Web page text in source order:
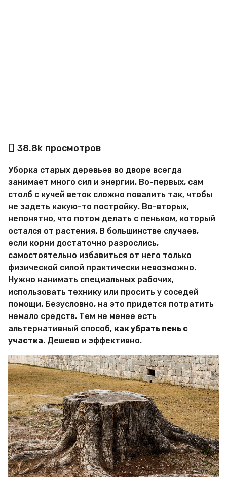
а
в
о
р
М
и
р
Х
и
т
р
о
с
т
е
й
38.8k просмотров
Уборка старых деревьев во дворе всегда
занимает много сил и энергии. Во-первых, сам
столб с кучей веток сложно повалить так, чтобы
не задеть какую-то постройку. Во-вторых,
непонятно, что потом делать с пеньком, который
остался от растения. В большинстве случаев,
если корни достаточно разрослись,
самостоятельно избавиться от него только
физической силой практически невозможно.
Нужно нанимать специальных рабочих,
использовать технику или просить у соседей
помощи. Безусловно, на это придется потратить
немало средств. Тем не менее есть
альтернативный способ, как убрать пень с
участка. Дешево и эффективно.